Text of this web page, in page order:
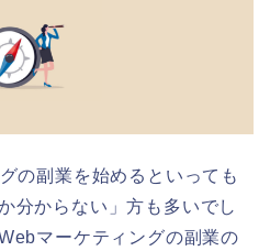
の副業を始めるといっても
分からない」方も多いでし
マーケティングの副業の